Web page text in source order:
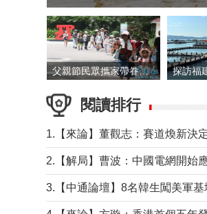
父親節民眾攜家帶眷出遊
閱讀排行
1.【來論】董觀志：賽道煥新決